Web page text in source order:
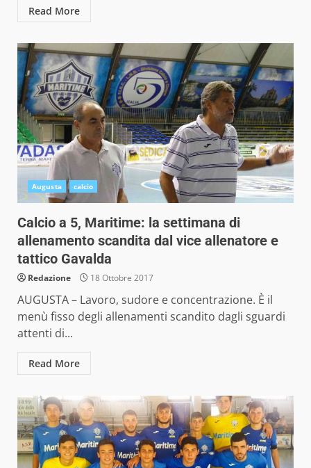
Read More
Augusta calcio
Calcio a 5, Maritime: la settimana di
allenamento scandita dal vice allenatore e
tattico Gavalda
Redazione 18 Ottobre 2017
AUGUSTA – Lavoro, sudore e concentrazione. È il
menù fisso degli allenamenti scandito dagli sguardi
attenti di...
Read More